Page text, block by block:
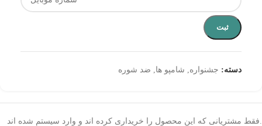
ثبت
دسته: جشنواره شامپو ها ضد شوره
.فقط مشتریانی که این محصول را خریداری کرده اند و وارد سیستم شده اند